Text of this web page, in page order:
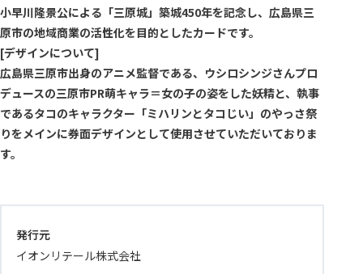
小早川隆景公による「三原城」築城450年を記念し、広島県三
原市の地域商業の活性化を目的としたカードです。
[デザインについて]
広島県三原市出身のアニメ監督である、ウシロシンジさんプロ
デュースの三原市PR萌キャラ＝女の子の姿をした妖精と、執事
であるタコのキャラクター「ミハリンとタコじい」のやっさ祭
りをメインに券面デザインとして使用させていただいておりま
す。
発行元
イオンリテール株式会社